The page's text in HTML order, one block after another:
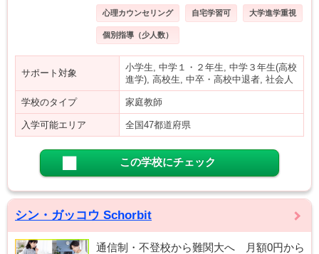
心理カウンセリング 自宅学習可 大学進学重視
個別指導（少人数）
サポート対象
小学生, 中学１・２年生, 中学３年生(高校
進学), 高校生, 中卒・高校中退者, 社会人
学校のタイプ 家庭教師
入学可能エリア 全国47都道府県
この学校にチェック
シン・ガッコウ Schorbit
通信制・不登校から難関大へ 月額0円から